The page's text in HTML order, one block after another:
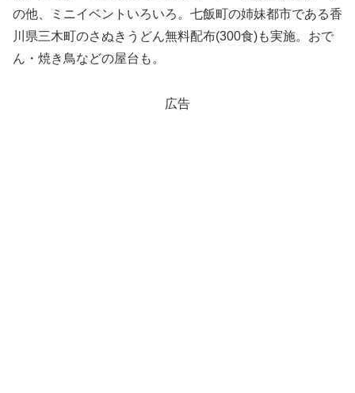
の他、ミニイベントいろいろ。七飯町の姉妹都市である香
川県三木町のさぬきうどん無料配布(300食)も実施。おで
ん・焼き鳥などの屋台も。
広告